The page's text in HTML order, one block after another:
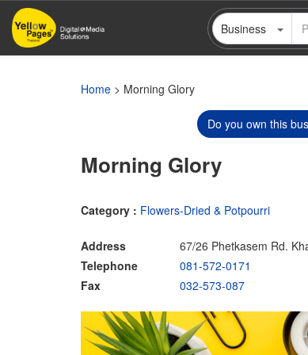
Skip
main
Business
Home > Morning Glory
Do you own this
Morning Glory
Category : Flowers-Dried & Potpourri
Address
67/26 Phetkasem Rd.
Telephone
081-572-0171
Fax
032-573-087